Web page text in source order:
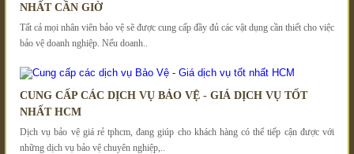
NHẤT CẦN GIỜ
Tất cả mọi nhân viên bảo vệ sẽ được cung cấp đầy đủ các vật dụng cần thiết cho việc
bảo vệ doanh nghiệp. Nếu doanh..
CUNG CẤP CÁC DỊCH VỤ BẢO VỆ - GIÁ DỊCH VỤ TỐT
NHẤT HCM
Dịch vụ bảo vệ giá rẻ tphcm, đang giúp cho khách hàng có thể tiếp cận được với
những dịch vụ bảo vệ chuyên nghiệp,..